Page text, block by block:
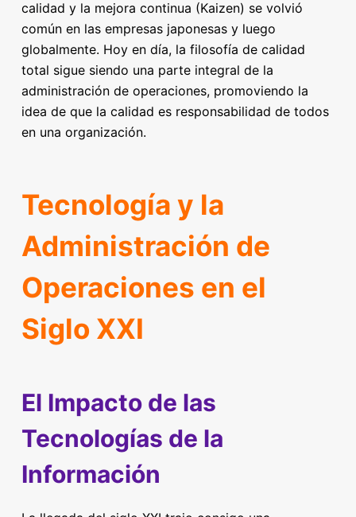
calidad y la mejora continua (Kaizen) se volvió
común en las empresas japonesas y luego
globalmente. Hoy en día, la filosofía de calidad
total sigue siendo una parte integral de la
administración de operaciones, promoviendo la
idea de que la calidad es responsabilidad de todos
en una organización.
Tecnología y la
Administración de
Operaciones en el
Siglo XXI
El Impacto de las
Tecnologías de la
Información